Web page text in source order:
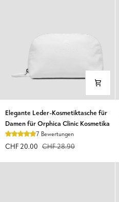
Elegante
Leder-
Kosmetiktasche
Damen
für
Elegante Leder-Kosmetiktasche für
Damen für Orphica Clinic Kosmetika
7 Bewertungen
CHF 20.00 CHF 28.90